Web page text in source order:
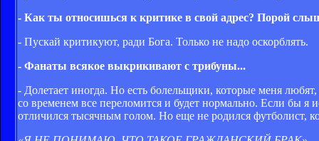
- Как ты относишься к критике в свой адрес? Порой
- Пускай критикуют, ради Бога. Только не надо оскорблять.
- Фанаты всякое выкрикивают с трибуны...
- Долетает иногда. Но есть болельщики, которые меня
со временем все переломится и будет нормально. Если бы
отличился тысячным голом. Но еще не родился футболист,